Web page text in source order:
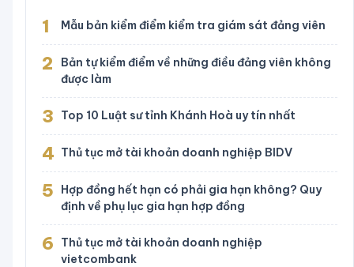
1 Mẫu bản kiểm điểm kiểm tra giám sát đảng viên
2
Bản tự kiểm điểm về những điều đảng viên không
được làm
3 Top 10 Luật sư tỉnh Khánh Hoà uy tín nhất
4 Thủ tục mở tài khoản doanh nghiệp BIDV
5
Hợp đồng hết hạn có phải gia hạn không? Quy
định về phụ lục gia hạn hợp đồng
6
Thủ tục mở tài khoản doanh nghiệp
vietcombank